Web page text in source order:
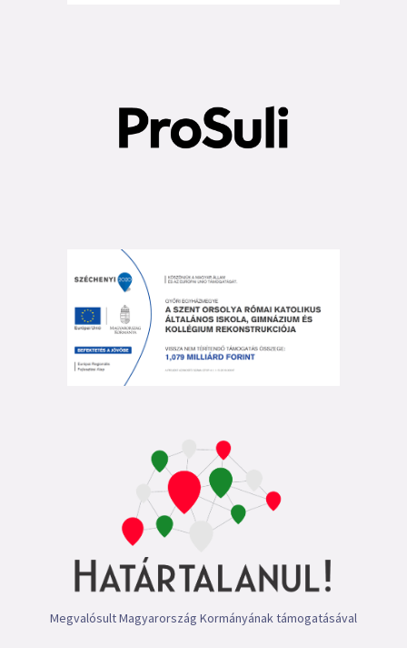
Megvalósult Magyarország Kormányának támogatásával